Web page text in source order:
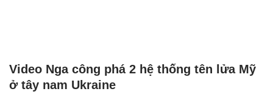
Video Nga công phá 2 hệ thống tên lửa Mỹ
ở tây nam Ukraine